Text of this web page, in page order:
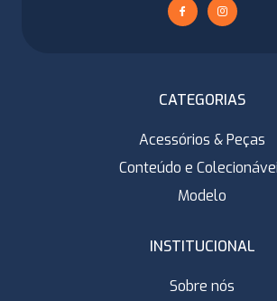
CATEGORIAS
Acessórios & Peças
Conteúdo e
Modelo
INSTITUCIONAL
Sobre nós